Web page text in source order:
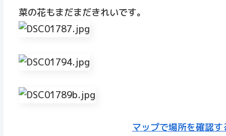
菜の花もまだまだきれいです。
マップで場所を確認